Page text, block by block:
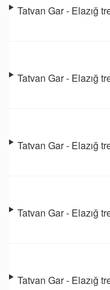
Tatvan Gar - Elazığ
Tatvan Gar - Elazığ
Tatvan Gar - Elazığ
Tatvan Gar - Elazığ
Tatvan Gar - Elazığ